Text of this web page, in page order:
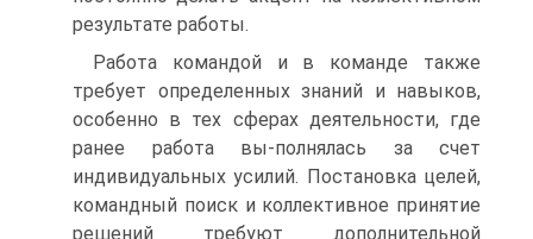
результате работы.
Работа командой и в команде также
требует определенных знаний и навыков,
особенно в тех сферах деятельности, где
ранее работа вы-полнялась за счет
индивидуальных усилий. Постановка целей,
командный поиск и коллективное принятие
решений требуют дополнительной